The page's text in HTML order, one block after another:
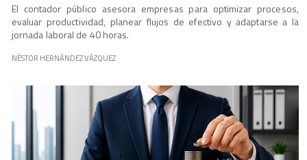
El contador público asesora empresas para optimizar procesos,
evaluar productividad, planear flujos de efectivo y adaptarse a la
jornada laboral de 40 horas.
NÉSTOR HERNÁNDEZ VÁZQUEZ